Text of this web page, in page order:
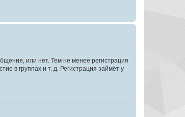
или нет. Тем не менее регистрация
в группах и т. д. Регистрация займёт у